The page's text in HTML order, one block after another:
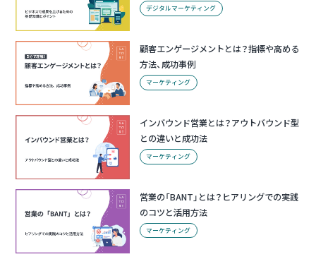
デジタルマーケティング
顧客エンゲージメントとは？指標や高める
方法、成功事例
マーケティング
インバウンド営業とは？アウトバウンド型
との違いと成功法
マーケティング
営業の「BANT」とは？ヒアリングでの実践
のコツと活用方法
マーケティング